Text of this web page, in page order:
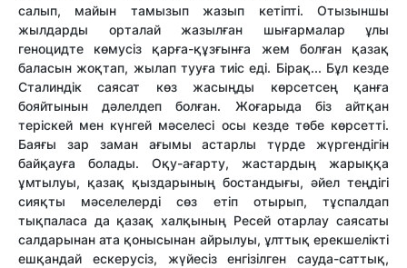
салып, майын тамызып жазып кетіпті. Отызыншы
жылдарды орталай жазылған шығармалар ұлы
геноцидте көмусіз қарға-құзғынға жем болған қазақ
баласын жоқтап, жылап тууға тиіс еді. Бірақ... Бұл кезде
Сталиндік саясат көз жасыңды көрсетсең қанға
бояйтынын дәлелдеп болған. Жоғарыда біз айтқан
теріскей мен күнгей мәселесі осы кезде төбе көрсетті.
Баяғы зар заман ағымы астарлы түрде жүргендігін
байқауға болады. Оқу-ағарту, жастардың жарыққа
ұмтылуы, қазақ қыздарының бостандығы, әйел теңдігі
сияқты мәселелерді сөз етіп отырып, тұспалдап
тықпаласа да қазақ халқының Ресей отарлау саясаты
салдарынан ата қонысынан айрылуы, ұлттық ерекшелікті
ешқандай ескерусіз, жүйесіз енгізілген сауда-саттық,